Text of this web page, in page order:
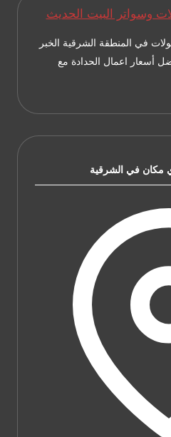
في المنطقة الشرقية الخبر
أسعار اعمال الحدادة مع
مكان في الشرقية